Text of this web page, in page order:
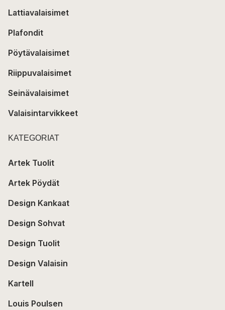
Lattiavalaisimet
Plafondit
Pöytävalaisimet
Riippuvalaisimet
Seinävalaisimet
Valaisintarvikkeet
KATEGORIAT
Artek Tuolit
Artek Pöydät
Design Kankaat
Design Sohvat
Design Tuolit
Design Valaisin
Kartell
Louis Poulsen